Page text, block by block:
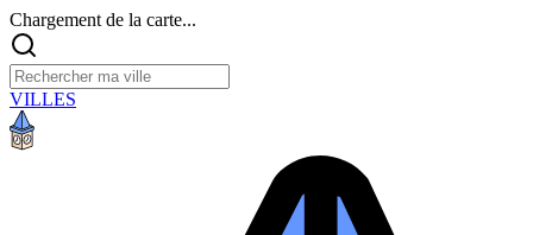
Chargement de la carte...
VILLES